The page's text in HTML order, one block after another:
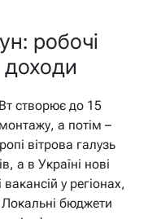
робочі
доходи
створює до 15
а потім –
вітрова галузь
а в Україні нові
у регіонах,
бюджети